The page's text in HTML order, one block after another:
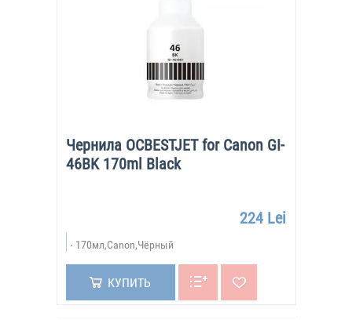
Чернила OCBESTJET for Canon GI-
46BK 170ml Black
224 Lei
170мл,Canon,Чёрный
КУПИТЬ